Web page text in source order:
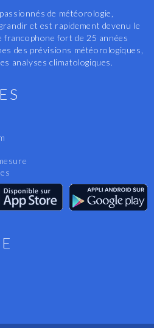
de météorologie,
et est rapidement devenu le
francophone fort de 25 années
des prévisions météorologiques,
analyses climatologiques.